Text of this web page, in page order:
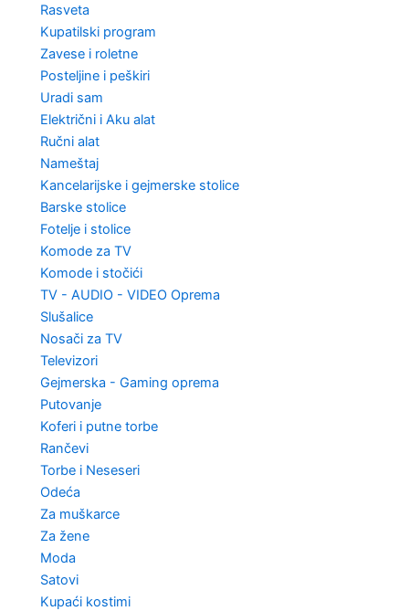
Rasveta
Kupatilski program
Zavese i roletne
Posteljine i peškiri
Uradi sam
Električni i Aku alat
Ručni alat
Nameštaj
Kancelarijske i gejmerske stolice
Barske stolice
Fotelje i stolice
Komode za TV
Komode i stočići
TV - AUDIO - VIDEO Oprema
Slušalice
Nosači za TV
Televizori
Gejmerska - Gaming oprema
Putovanje
Koferi i putne torbe
Rančevi
Torbe i Neseseri
Odeća
Za muškarce
Za žene
Moda
Satovi
Kupaći kostimi